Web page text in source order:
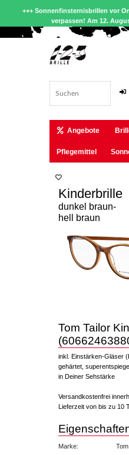
+++ Sonnenfinsternisbrillen vor
verpassen! Am 12.
Angebote
Pflegemittel
Kinderbrille
dunkel braun-
hell braun
Tom Tailor
inkl. Einstärken-Gläser
gehärtet,
in Deiner Sehstärke
Versandkostenfrei
Lieferzeit von bis zu 10
Marke: